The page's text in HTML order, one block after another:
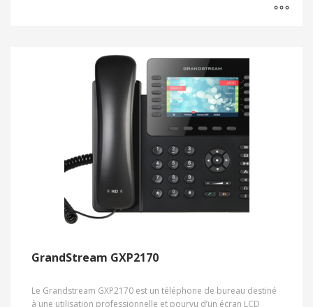
GrandStream GXP2170
Le Grandstream GXP2170 est un téléphone de bureau destiné
à une utilisation professionnelle et pourvu d’un écran LCD